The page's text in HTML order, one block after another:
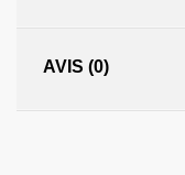
AVIS (0)